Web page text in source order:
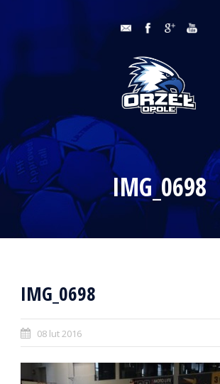
IMG_0698
IMG_0698
08 lut 2016